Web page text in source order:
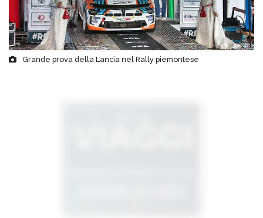
Grande prova della Lancia nel Rally piemontese